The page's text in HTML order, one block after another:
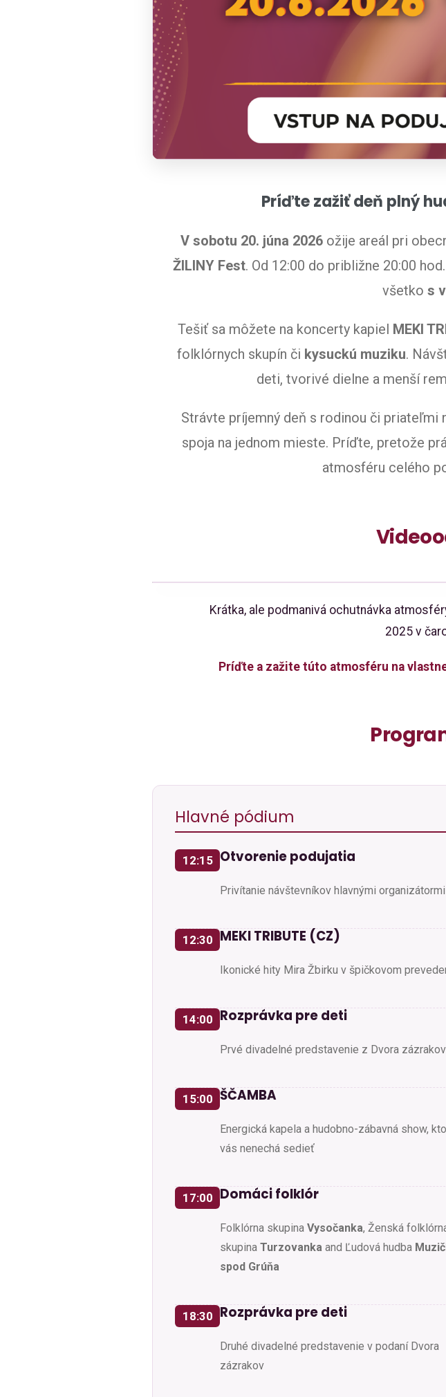
Príďte zažiť deň plný
V sobotu 20. júna 2026ožije areál pri
ŽILINY Fest. Od 12:00 do približne 20:00
všetko s
Tešiť sa môžete na koncerty kapiel MEKI
folklórnych skupín či kysuckú muziku.
deti, tvorivé dielne a menší
Strávte príjemný deň s rodinou či priateľmi
spoja na jednom mieste. Príďte, pretože
atmosféru celého
Krátka, ale podmanivá ochutnávka
2025 v
Príďte a zažite túto atmosféru na
Hlavné pódium
12:15 Otvorenie podujatia
Privítanie návštevníkov hlavnými organizátormi
12:30 MEKI TRIBUTE (CZ)
Ikonické hity Mira Žbirku v špičkovom
14:00 Rozprávka pre deti
Prvé divadelné predstavenie z Dvora zázrakov
15:00 ŠČAMBA
Energická kapela a hudobno-zábavná show,
vás nenechá sedieť
17:00 Domáci folklór
Folklórna skupina Vysočanka, Ženská
skupina Turzovanka and Ľudová hudba
spod Grúňa
18:30 Rozprávka pre deti
Druhé divadelné predstavenie v podaní Dvora
zázrakov